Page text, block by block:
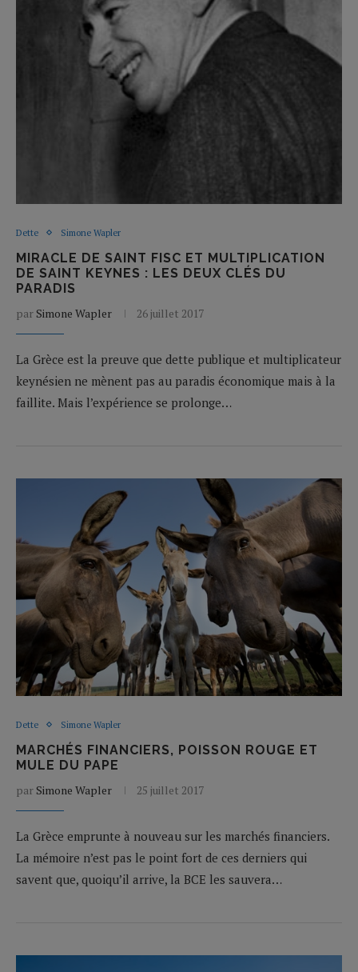
Dette Simone Wapler
MIRACLE DE SAINT FISC ET MULTIPLICATION
DE SAINT KEYNES : LES DEUX CLÉS DU
PARADIS
par Simone Wapler 26 juillet 2017
La Grèce est la preuve que dette publique et multiplicateur
keynésien ne mènent pas au paradis économique mais à la
faillite. Mais l’expérience se prolonge…
Dette Simone Wapler
MARCHÉS FINANCIERS, POISSON ROUGE ET
MULE DU PAPE
par Simone Wapler 25 juillet 2017
La Grèce emprunte à nouveau sur les marchés financiers.
La mémoire n’est pas le point fort de ces derniers qui
savent que, quoiqu’il arrive, la BCE les sauvera…